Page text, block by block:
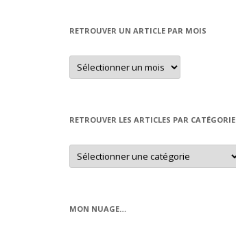
RETROUVER UN ARTICLE PAR MOIS
Retrouver
un
article
RETROUVER LES ARTICLES PAR CATÉGORIE
Retrouver
les
articles
MON NUAGE…